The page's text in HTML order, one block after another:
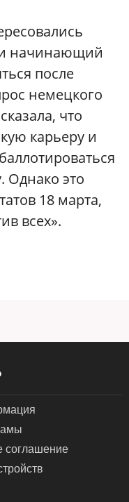
и начинающий
после
немецкого
что
карьеру и
Однако это
18 марта,
всех».
соглашение